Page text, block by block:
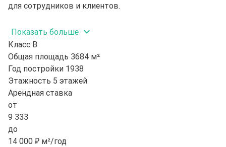
для сотрудников и клиентов.
Показать больше
Класс B
Общая площадь 3684 м²
Год постройки 1938
Этажность 5 этажей
Арендная ставка
от
9 333
до
14 000 ₽ м²/год